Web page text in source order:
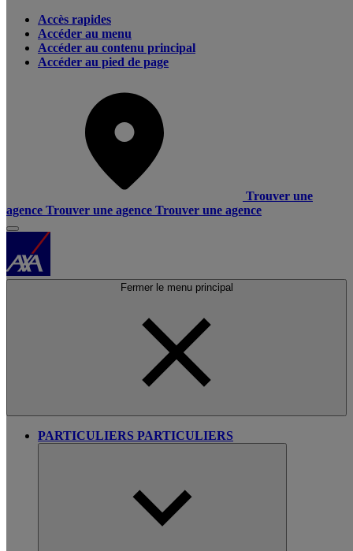
Accès rapides
Accéder au menu
Accéder au contenu principal
Accéder au pied de page
Trouver une
agence Trouver une agence Trouver une agence
Fermer le menu principal
PARTICULIERS PARTICULIERS